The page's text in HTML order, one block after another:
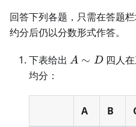
回答下列各题，只需在答题
约分后仍以分数形式作答。
下表给出 A\sim
A ∼ D 四人
均分：
A B